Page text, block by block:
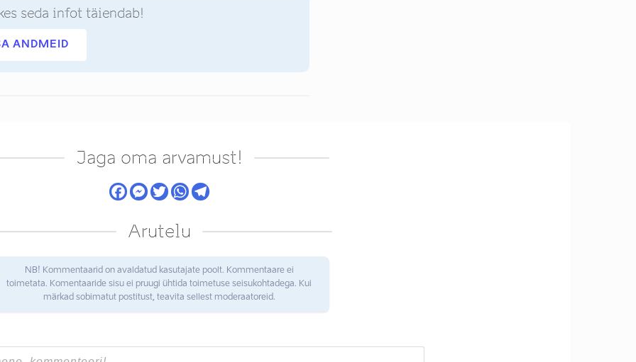
seda infot täiendab!
ANDMEID
Jaga oma arvamust!
Arutelu
NB! Kommentaarid on avaldatud kasutajate poolt. Kommentaare ei
toimetata. Komentaaride sisu ei pruugi ühtida toimetuse seisukohtadega. Kui
märkad sobimatut postitust, teavita sellest moderaatoreid.